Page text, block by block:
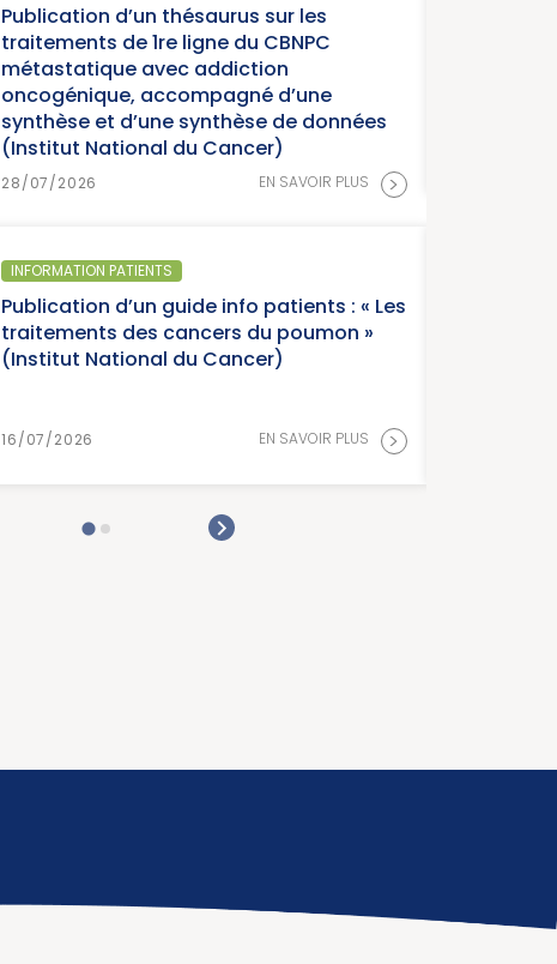
Publication d’un thésaurus sur les
traitements de 1re ligne du CBNPC
métastatique avec addiction
oncogénique, accompagné d’une
synthèse et d’une synthèse de données
(Institut National du Cancer)
28/07/2026 EN SAVOIR PLUS >
INFORMATION PATIENTS
Publication d’un guide info patients : « Les
traitements des cancers du poumon »
(Institut National du Cancer)
16/07/2026 EN SAVOIR PLUS >